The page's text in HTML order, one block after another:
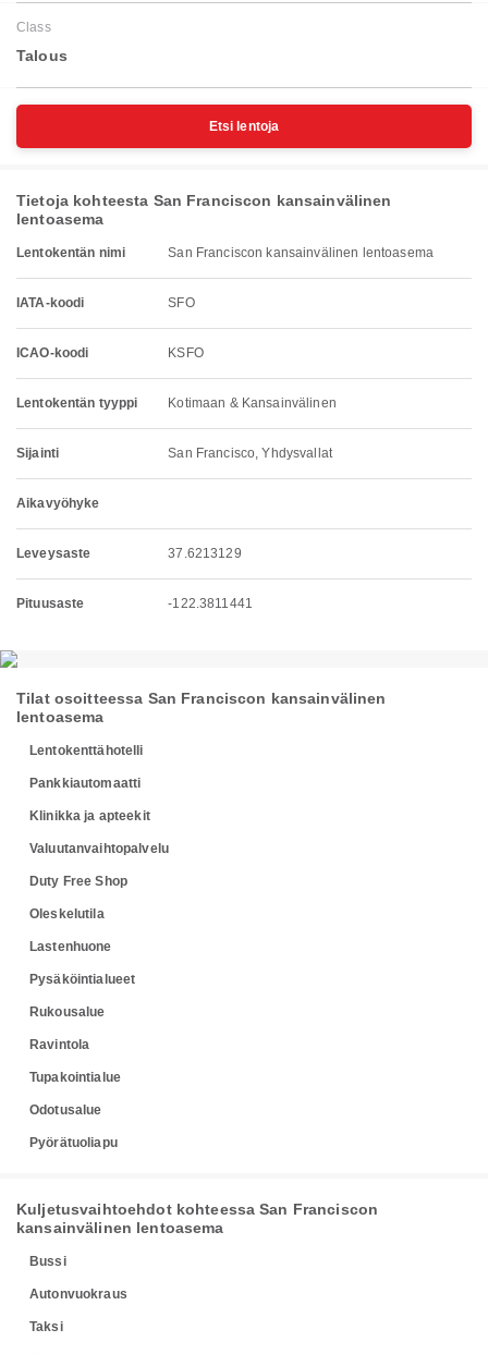
Class
Talous
Etsi lentoja
Tietoja kohteesta San Franciscon kansainvälinen
lentoasema
Lentokentän nimi San Franciscon kansainvälinen lentoasema
IATA-koodi SFO
ICAO-koodi KSFO
Lentokentän tyyppi Kotimaan & Kansainvälinen
Sijainti San Francisco, Yhdysvallat
Aikavyöhyke
Leveysaste 37.6213129
Pituusaste -122.3811441
Tilat osoitteessa San Franciscon kansainvälinen
lentoasema
Lentokenttähotelli
Pankkiautomaatti
Klinikka ja apteekit
Valuutanvaihtopalvelu
Duty Free Shop
Oleskelutila
Lastenhuone
Pysäköintialueet
Rukousalue
Ravintola
Tupakointialue
Odotusalue
Pyörätuoliapu
Kuljetusvaihtoehdot kohteessa San Franciscon
kansainvälinen lentoasema
Bussi
Autonvuokraus
Taksi